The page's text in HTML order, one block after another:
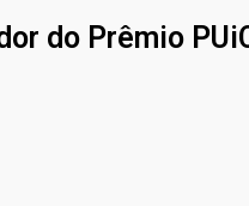
do Prêmio